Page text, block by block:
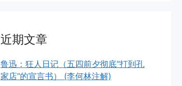
近期文章
鲁迅：狂人日记（五四前夕彻底“打到孔
家店”的宣言书） (李何林注解)